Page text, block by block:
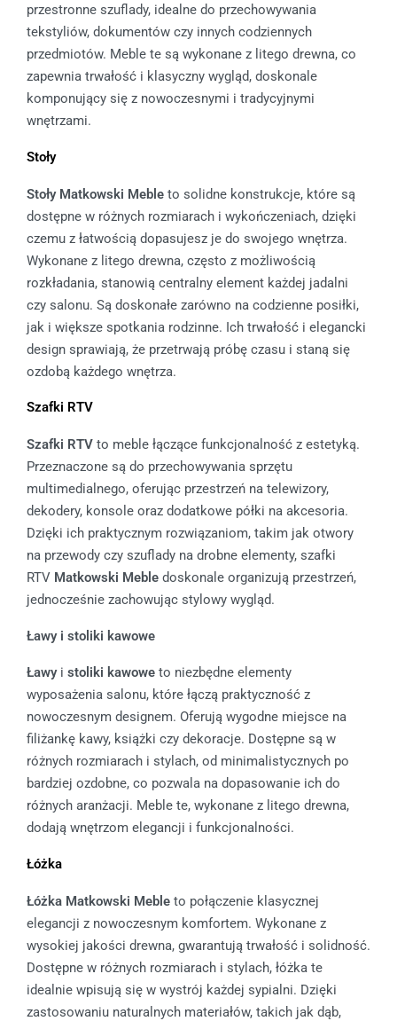
przestronne szuflady, idealne do przechowywania
tekstyliów, dokumentów czy innych codziennych
przedmiotów. Meble te są wykonane z litego drewna, co
zapewnia trwałość i klasyczny wygląd, doskonale
komponujący się z nowoczesnymi i tradycyjnymi
wnętrzami.
Stoły
Stoły Matkowski Meble to solidne konstrukcje, które są
dostępne w różnych rozmiarach i wykończeniach, dzięki
czemu z łatwością dopasujesz je do swojego wnętrza.
Wykonane z litego drewna, często z możliwością
rozkładania, stanowią centralny element każdej jadalni
czy salonu. Są doskonałe zarówno na codzienne posiłki,
jak i większe spotkania rodzinne. Ich trwałość i elegancki
design sprawiają, że przetrwają próbę czasu i staną się
ozdobą każdego wnętrza.
Szafki RTV
Szafki RTV to meble łączące funkcjonalność z estetyką.
Przeznaczone są do przechowywania sprzętu
multimedialnego, oferując przestrzeń na telewizory,
dekodery, konsole oraz dodatkowe półki na akcesoria.
Dzięki ich praktycznym rozwiązaniom, takim jak otwory
na przewody czy szuflady na drobne elementy, szafki
RTV Matkowski Meble doskonale organizują przestrzeń,
jednocześnie zachowując stylowy wygląd.
Ławy i stoliki kawowe
Ławyi stoliki kawowe to niezbędne elementy
wyposażenia salonu, które łączą praktyczność z
nowoczesnym designem. Oferują wygodne miejsce na
filiżankę kawy, książki czy dekoracje. Dostępne są w
różnych rozmiarach i stylach, od minimalistycznych po
bardziej ozdobne, co pozwala na dopasowanie ich do
różnych aranżacji. Meble te, wykonane z litego drewna,
dodają wnętrzom elegancji i funkcjonalności.
Łóżka
Łóżka Matkowski Meble to połączenie klasycznej
elegancji z nowoczesnym komfortem. Wykonane z
wysokiej jakości drewna, gwarantują trwałość i solidność.
Dostępne w różnych rozmiarach i stylach, łóżka te
idealnie wpisują się w wystrój każdej sypialni. Dzięki
zastosowaniu naturalnych materiałów, takich jak dąb,